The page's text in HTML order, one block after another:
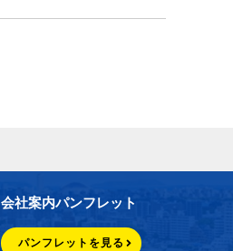
会社案内パンフレット
パンフレットを見る